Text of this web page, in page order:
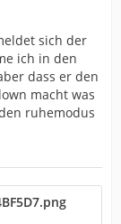
sich der
ich in den
dass er den
macht was
ruhemodus